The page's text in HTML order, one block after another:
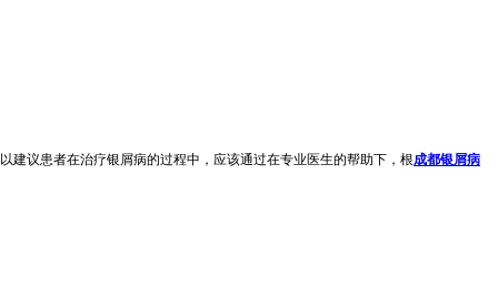
建议患者在治疗银屑病的过程中，应该通过在专业医生的帮助下，根成都银屑病